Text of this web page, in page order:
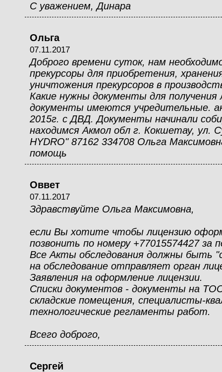
С уважением, Динара
Ольга
07.11.2017
Доброго времени суток, нам
прекурсоры для приобретения,
уничтожения прекурсоров в
Какие нужны документы для получения
документы имеются учредительные.
2015г. с ДВД. Документы начинали
находимся Акмол обл г. Кокшетау, ул.
HYDRO" 87162 334708 Ольга
помощь
Оввет
07.11.2017
Здравствуйте Ольга Максимовна,
если Вы хотите чтобы лицензию
позвонить по номеру +77015574427 за
Все Акты обследования должны быть
на обследование отправляет орган
Заявления на оформление лицензии.
Списки документов - документы на
складские помещения, специалисты-
технологические регламенты работ.
Всего доброго,
Сергей